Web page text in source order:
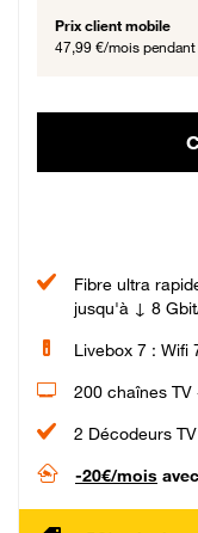
Prix client mobile
47,99 €/mois
Fibre ultra
jusqu'à ↓ 8
Livebox 7 : Wifi
200 chaînes TV
2 Décodeurs
-20€/mois